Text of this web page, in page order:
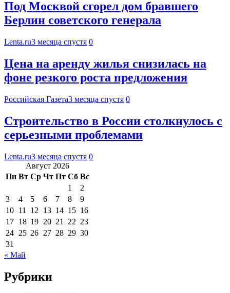
Под Москвой сгорел дом бравшего
Берлин советского генерала
Lenta.ru3 месяца спустя 0
Цена на аренду жилья снизилась на
фоне резкого роста предложения
Российская Газета3 месяца спустя 0
Строительство в России столкнулось с
серьезными проблемами
Lenta.ru3 месяца спустя 0
Август 2026
Пн Вт Ср Чт Пт Сб Вс
1
2
3
4 5 6 7 8
9
10 11 12 13 14 15 16
17 18 19 20 21 22 23
24 25 26 27 28 29 30
31
« Май
Рубрики